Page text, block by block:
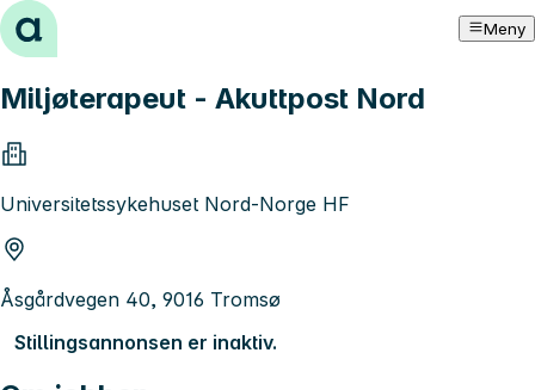
Hopp til innhold Meny
Miljøterapeut - Akuttpost Nord
Universitetssykehuset Nord-Norge HF
Åsgårdvegen 40, 9016 Tromsø
Stillingsannonsen er inaktiv.